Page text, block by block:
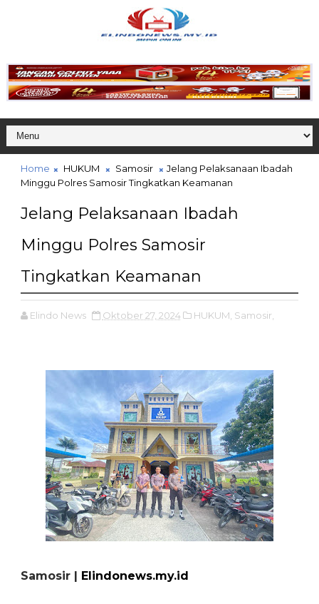
Home HUKUM Samosir
Jelang Pelaksanaan Ibadah
Minggu Polres Samosir Tingkatkan Keamanan
Jelang Pelaksanaan Ibadah
Minggu Polres Samosir
Tingkatkan Keamanan
Elindo News Oktober 27, 2024 HUKUM, Samosir,
Samosir | Elindonews.my.id